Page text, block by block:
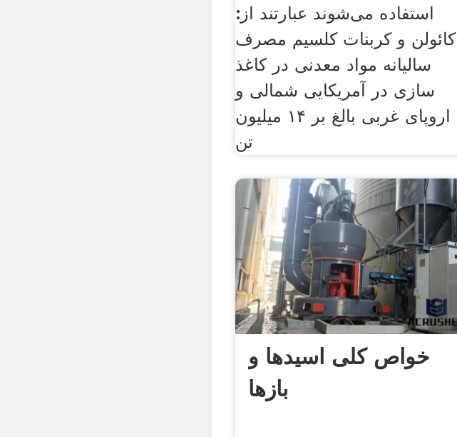
استفاده می‌شوند عبارتند از:
کائولن و کربنات کلسیم مصرف
سالیانه مواد معدنی در کاغذ
سازی در آمریکایی شمالی و
اروپای غربی بالغ بر ۱۴ میلیون
تن
خواص کلی اسیدها و
بازها